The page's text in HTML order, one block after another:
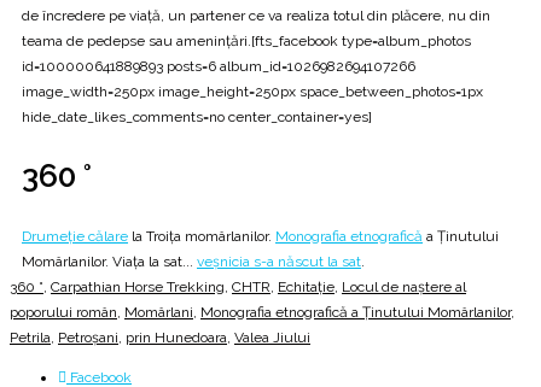
de încredere pe viaţă, un partener ce va realiza totul din plăcere, nu din
teama de pedepse sau ameninţări.[fts_facebook type=album_photos
id=100000641889893 posts=6 album_id=1026982694107266
image_width=250px image_height=250px space_between_photos=1px
hide_date_likes_comments=no center_container=yes]
360 °
Drumeție călare la Troița momârlanilor. Monografia etnografică a Ținutului
Momârlanilor. Viața la sat... veșnicia s-a născut la sat.
360 °, Carpathian Horse Trekking, CHTR, Echitaţie, Locul de naştere al
poporului român, Momârlani, Monografia etnografică a Ținutului Momârlanilor,
Petrila, Petroșani, prin Hunedoara, Valea Jiului
Facebook